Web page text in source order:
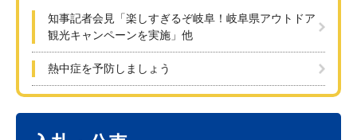
知事記者会見「楽しすぎるぞ岐阜！岐阜県アウトドア
観光キャンペーンを実施」他
熱中症を予防しましょう